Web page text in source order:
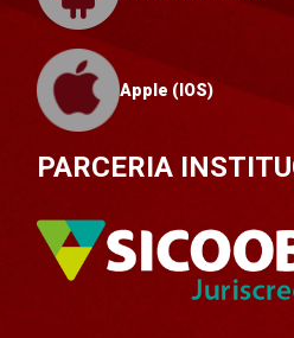
Apple (IOS)
PARCERIA